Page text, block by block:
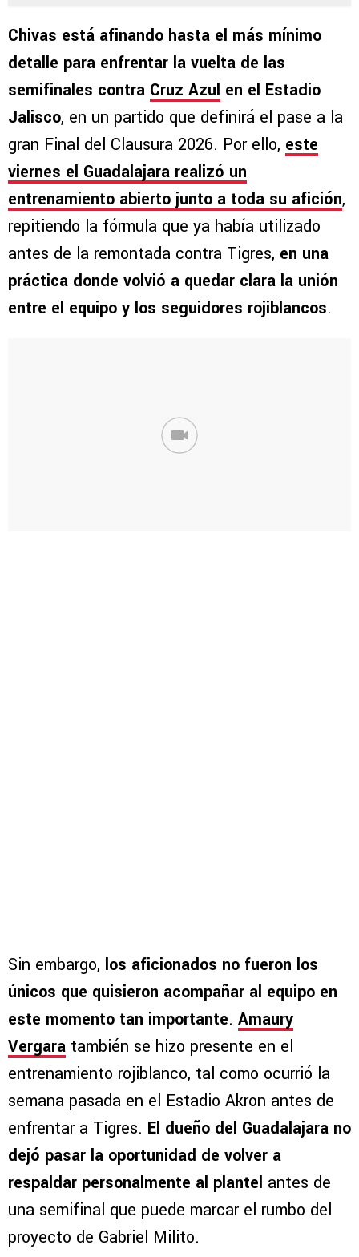
Chivas está afinando hasta el más mínimo
detalle para enfrentar la vuelta de las
semifinales contra Cruz Azul en el Estadio
Jalisco, en un partido que definirá el pase a la
gran Final del Clausura 2026. Por ello, este
viernes el Guadalajara realizó un
entrenamiento abierto junto a toda su afición,
repitiendo la fórmula que ya había utilizado
antes de la remontada contra Tigres, en una
práctica donde volvió a quedar clara la unión
entre el equipo y los seguidores rojiblancos.
Sin embargo, los aficionados no fueron los
únicos que quisieron acompañar al equipo en
este momento tan importante. Amaury
Vergara también se hizo presente en el
entrenamiento rojiblanco, tal como ocurrió la
semana pasada en el Estadio Akron antes de
enfrentar a Tigres. El dueño del Guadalajara no
dejó pasar la oportunidad de volver a
respaldar personalmente al plantel antes de
una semifinal que puede marcar el rumbo del
proyecto de Gabriel Milito.